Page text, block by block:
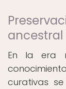
En la era
curativas